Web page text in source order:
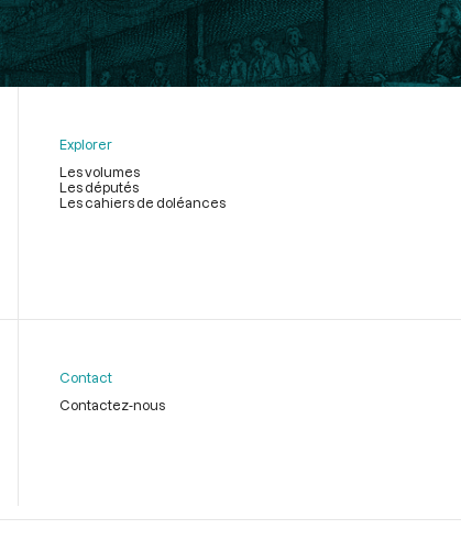
Explorer
Les volumes
Les députés
Les cahiers de doléances
Contact
Contactez-nous